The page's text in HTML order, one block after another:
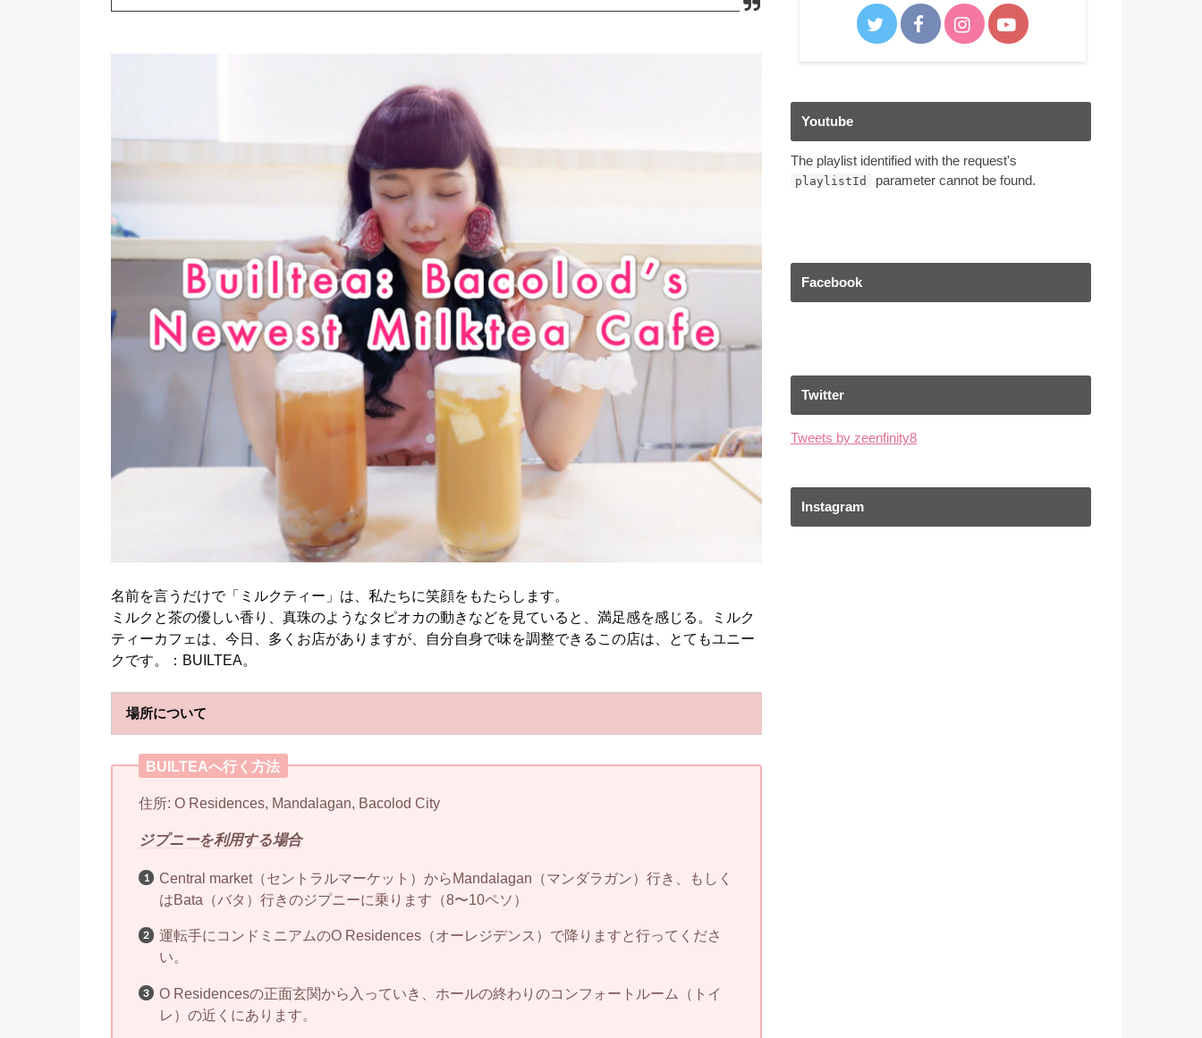
名前を言うだけで「ミルクティー」は、私たちに笑顔をもたらします。
ミルクと茶の優しい香り、真珠のようなタピオカの動きなどを見ていると、満足感を感じる。ミルク
ティーカフェは、今日、多くお店がありますが、自分自身で味を調整できるこの店は、とてもユニー
クです。：BUILTEA。
場所について
BUILTEAへ行く方法
住所: O Residences, Mandalagan, Bacolod City
ジプニーを利用する場合
Central market（セントラルマーケット）からMandalagan（マンダラガン）行き、もしく
はBata（バタ）行きのジプニーに乗ります（8〜10ペソ）
運転手にコンドミニアムのO Residences（オーレジデンス）で降りますと行ってくださ
い。
O Residencesの正面玄関から入っていき、ホールの終わりのコンフォートルーム（トイ
レ）の近くにあります。
Youtube
The playlist identified with the request's
playlistId parameter cannot be found.
Facebook
Twitter
Tweets by zeenfinity8
Instagram